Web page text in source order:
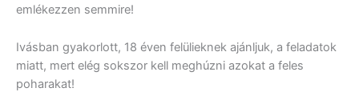
emlékezzen semmire!
Ivásban gyakorlott, 18 éven felülieknek ajánljuk, a feladatok
miatt, mert elég sokszor kell meghúzni azokat a feles
poharakat!